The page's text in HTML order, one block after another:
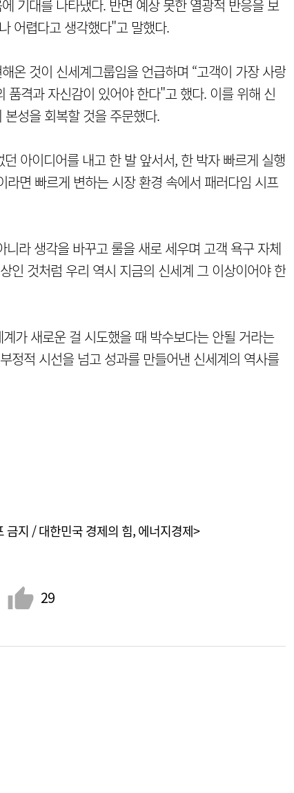
기대를 나타냈다. 반면 예상 못한 열광적 반응을 보
어렵다고 생각했다"고 말했다.
온 것이 신세계그룹임을 언급하며 “고객이 가장 사랑
격과 자신감이 있어야 한다"고 했다. 이를 위해 신
성을 회복할 것을 주문했다.
아이디어를 내고 한 발 앞서서, 한 박자 빠르게 실행
면 빠르게 변하는 시장 환경 속에서 패러다임 시프
라 생각을 바꾸고 룰을 새로 세우며 고객 욕구 자체
인 것처럼 우리 역시 지금의 신세계 그 이상이어야 한
가 새로운 걸 시도했을 때 박수보다는 안될 거라는
정적 시선을 넘고 성과를 만들어낸 신세계의 역사를
지 / 대한민국 경제의 힘, 에너지경제>
29